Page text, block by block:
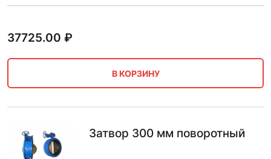
37725.00 ₽
В КОРЗИНУ
Затвор 300 мм поворотный